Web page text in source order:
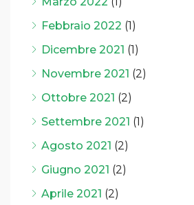
Febbraio 2022 (1)
Dicembre 2021 (1)
Novembre 2021 (2)
Ottobre 2021 (2)
Settembre 2021 (1)
Agosto 2021 (2)
Giugno 2021 (2)
Aprile 2021 (2)